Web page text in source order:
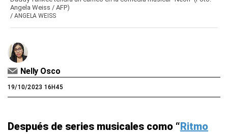
Angela Weiss / AFP)
/ ANGELA WEISS
Nelly Osco
19/10/2023 16H45
Después de series musicales como “Ritmo